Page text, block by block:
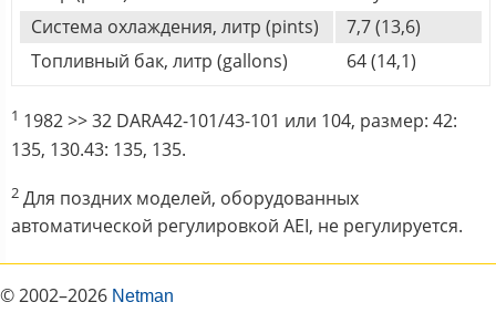
Система охлаждения, литр (pints)
7,7 (13,6)
Топливный бак, литр (gallons)
64 (14,1)
1 1982 >> 32 DARA42-101/43-101 или 104, размер: 42:
135, 130.43: 135, 135.
2 Для поздних моделей, оборудованных
автоматической регулировкой AEI, не регулируется.
© 2002–2026 Netman